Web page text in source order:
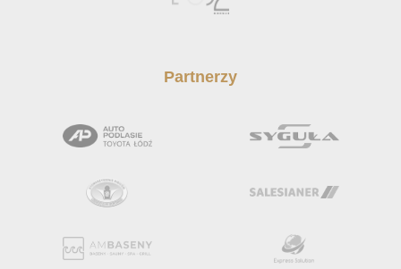
Partnerzy